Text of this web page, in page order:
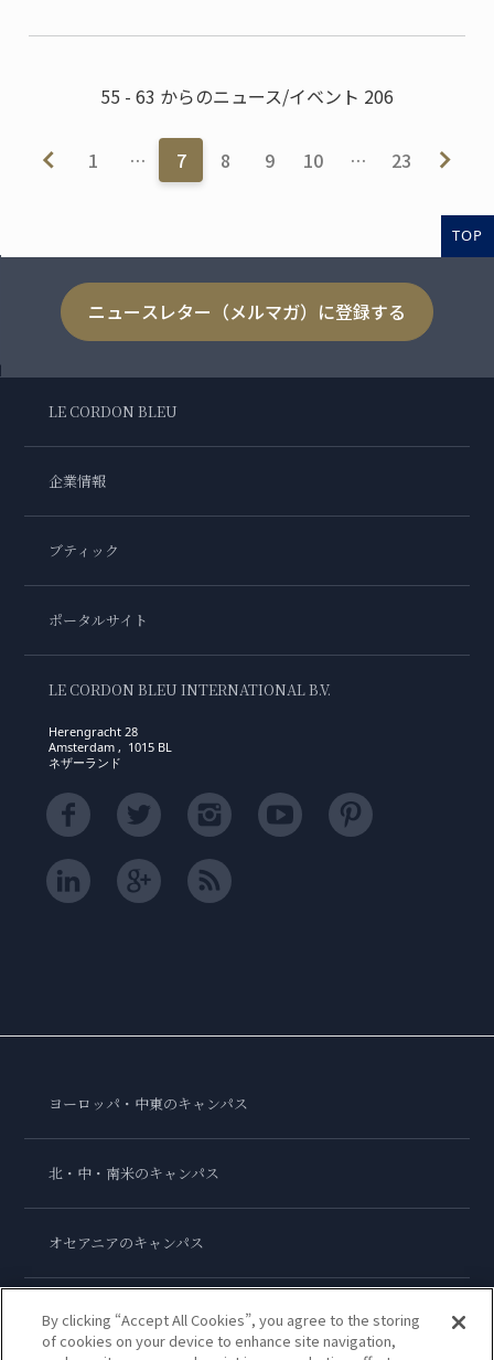
55 - 63 からのニュース/イベント 206
1 … 7 8 9 10 … 23
TOP
ニュースレター（メルマガ）に登録する
LE CORDON BLEU
企業情報
ブティック
ポータルサイト
LE CORDON BLEU INTERNATIONAL B.V.
Herengracht 28
Amsterdam , 1015 BL
ネザーランド
ヨーロッパ・中東のキャンパス
北・中・南米のキャンパス
オセアニアのキャンパス
アジアのキャンパス
By clicking “Accept All Cookies”, you agree to the storing
of cookies on your device to enhance site navigation,